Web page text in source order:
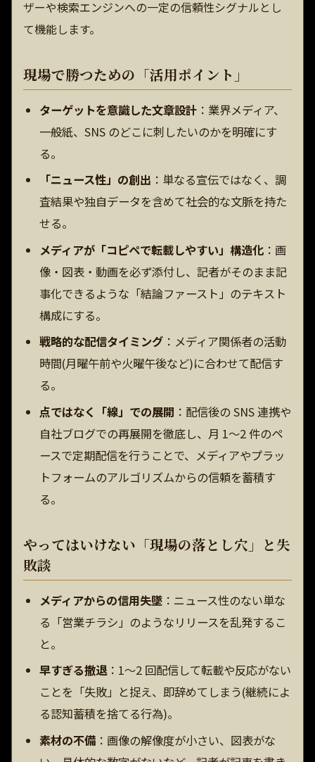
ザーや検索エンジンへの一定の信頼性シグナルとし
て機能します。
現場で勝つための「活用ポイント」
ターゲットを意識した文章設計：業界メディア、
一般紙、SNS のどこに刺したいのかを明確にす
る。
「ニュース性」の創出 ：単なる宣伝ではなく、調
査結果や独自データを含めて社会的な文脈を持た
せる。
メディアが「コピペで転載しやすい」構造化：画
像・図表・動画を必ず添付し、記者がそのまま記
事化できるような「結論ファースト」のテキスト
構成にする。
戦略的な配信タイミング：メディア関係者の活動
時間(月曜午前や火曜午後など)に合わせて配信す
る。
点ではなく「線」での展開 ：配信後の SNS 連携や
自社ブログでの再展開を徹底し、月 1〜2 件のペ
ースで定期配信を行うことで、メディアやプラッ
トフォームのアルゴリズムからの信頼を蓄積す
る。
やってはいけない「現場の落とし穴」と失
敗談
メディアからの信用失墜：ニュース性のない単な
る「営業チラシ」のようなリリースを乱発するこ
と。
早すぎる撤退：1〜2 回配信して転載や反応がない
ことを「失敗」と捉え、即辞めてしまう(継続によ
る認知蓄積を捨てる行為)。
素材の不備：画像の解像度が小さい、図表がな